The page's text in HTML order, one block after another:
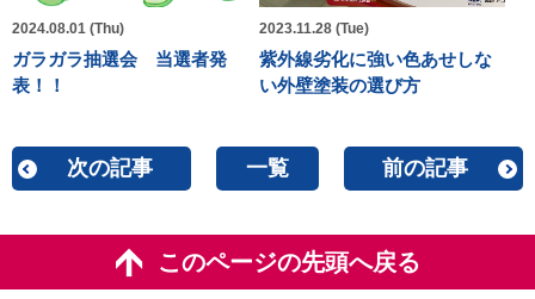
2024.08.01 (Thu)
ガラガラ抽選会 当選者発
表！！
2023.11.28 (Tue)
紫外線劣化に強い色あせしな
い外壁塗装の選び方
次の記事 一覧 前の記事
このページの先頭へ戻る